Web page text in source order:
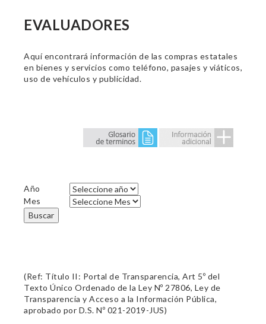
EVALUADORES
Aquí encontrará información de las compras estatales
en bienes y servicios como teléfono, pasajes y viáticos,
uso de vehículos y publicidad.
Año
Mes
Buscar
(Ref: Título II: Portal de Transparencia, Art 5º del
Texto Único Ordenado de la Ley Nº 27806, Ley de
Transparencia y Acceso a la Información Pública,
aprobado por D.S. Nº 021-2019-JUS)